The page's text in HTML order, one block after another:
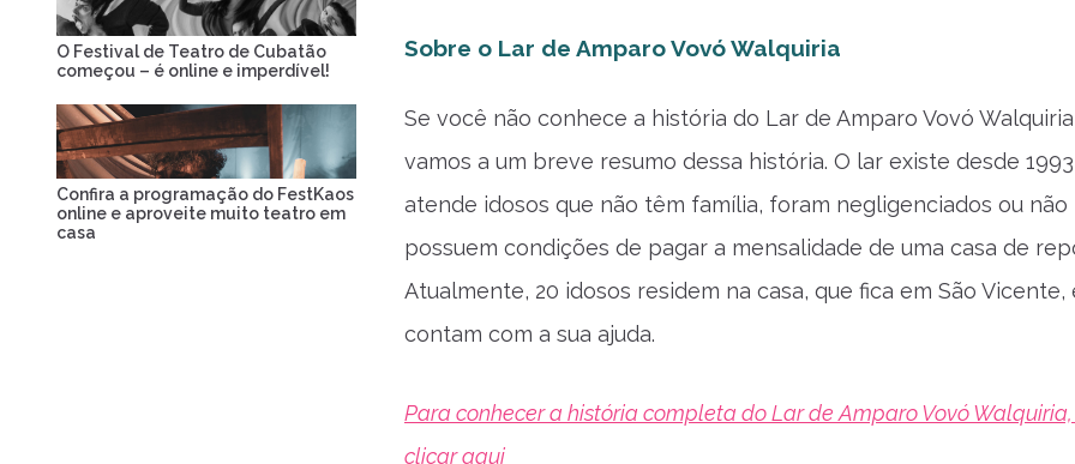
Sobre o Lar de Amparo Vovó Walquiria
Se você não conhece a história do Lar de Amparo Vovó
vamos a um breve resumo dessa história. O lar existe desde
atende idosos que não têm família, foram negligenciados ou não
possuem condições de pagar a mensalidade de uma casa de
Atualmente, 20 idosos residem na casa, que fica em São Vicente,
contam com a sua ajuda.
Para conhecer a história completa do Lar de Amparo Vovó
clicar aqui
O Festival de Teatro de Cubatão
começou – é online e imperdível!
Confira a programação do FestKaos
online e aproveite muito teatro em
casa